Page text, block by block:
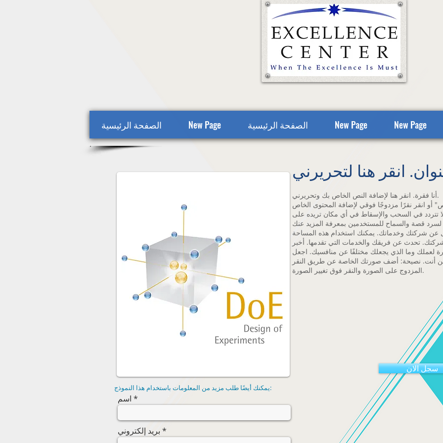
الصفحة الرئيسية New Page الصفحة الرئيسية New Page New Page
انقر هنا لتحريرني
أنا فقرة. انقر هنا لإضافة النص الخاص بك وتحريرني.
انقر نقرًا مزدوجًا فوقي لإضافة المحتوى الخاص
تتردد في السحب والإسقاط في أي مكان تريده على
عن شركتك وخدماتك. يمكنك استخدام هذه المساحة
تحدث عن فريقك والخدمات التي تقدمها. أخبر
وما الذي يجعلك مختلفًا عن منافسيك. اجعل
أنت. نصيحة: أضف صورتك الخاصة عن طريق النقر
المزدوج على الصورة والنقر فوق تغيير الصورة.
سجل الان
يمكنك أيضًا طلب مزيد من المعلومات باستخدام هذا النموذج:
اسم
بريد إلكتروني